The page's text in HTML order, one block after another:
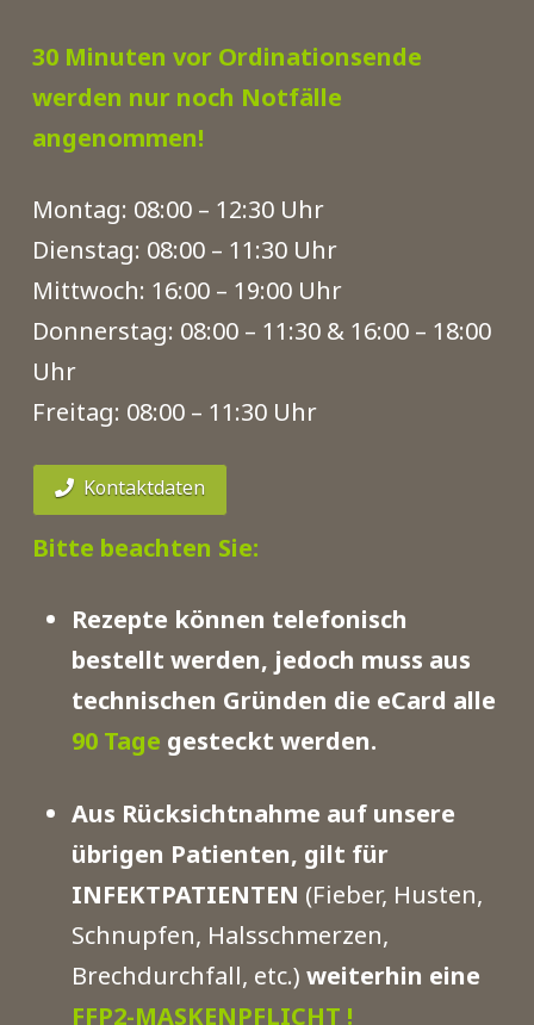
30 Minuten vor Ordinationsende
werden nur noch Notfälle
angenommen!
Montag: 08:00 – 12:30 Uhr
Dienstag: 08:00 – 11:30 Uhr
Mittwoch: 16:00 – 19:00 Uhr
Donnerstag: 08:00 – 11:30 & 16:00 – 18:00
Uhr
Freitag: 08:00 – 11:30 Uhr
Kontaktdaten
Bitte beachten Sie:
Rezepte können telefonisch
bestellt werden, jedoch muss aus
technischen Gründen die eCard alle
90 Tage gesteckt werden.
Aus Rücksichtnahme auf unsere
übrigen Patienten, gilt für
INFEKTPATIENTEN (Fieber, Husten,
Schnupfen, Halsschmerzen,
Brechdurchfall, etc.) weiterhin eine
FFP2-MASKENPFLICHT !